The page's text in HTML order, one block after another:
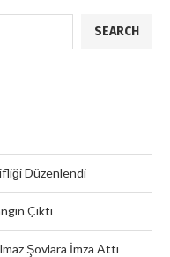
SEARCH
Düzenlendi
Çıktı
Şovlara İmza Attı